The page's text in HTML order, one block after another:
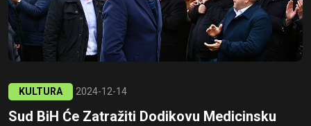
KULTURA 2024-12-14
Sud BiH Će Zatražiti Dodikovu Medicinsku